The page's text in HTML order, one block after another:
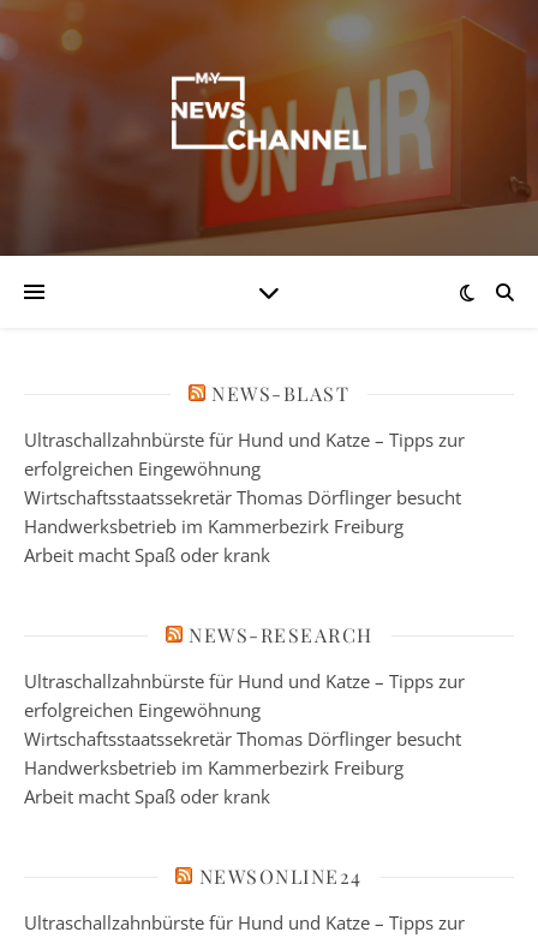
NEWS-BLAST
Ultraschallzahnbürste für Hund und Katze – Tipps zur
erfolgreichen Eingewöhnung
Wirtschaftsstaatssekretär Thomas Dörflinger besucht
Handwerksbetrieb im Kammerbezirk Freiburg
Arbeit macht Spaß oder krank
NEWS-RESEARCH
Ultraschallzahnbürste für Hund und Katze – Tipps zur
erfolgreichen Eingewöhnung
Wirtschaftsstaatssekretär Thomas Dörflinger besucht
Handwerksbetrieb im Kammerbezirk Freiburg
Arbeit macht Spaß oder krank
NEWSONLINE24
Ultraschallzahnbürste für Hund und Katze – Tipps zur